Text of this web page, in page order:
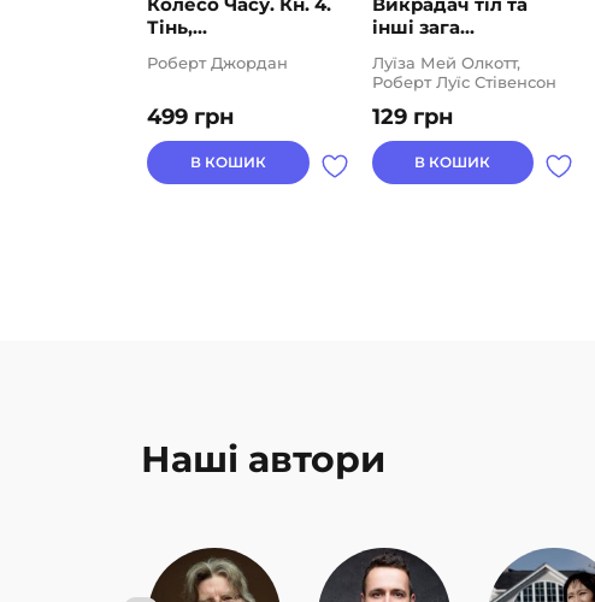
Тінь,...
499 грн
Роберт Джордан
В КОШИК
інші зага...
129 грн
Луїза Мей Олкотт,
Роберт Луїс Стівенсон
В КОШИК
Наші автори